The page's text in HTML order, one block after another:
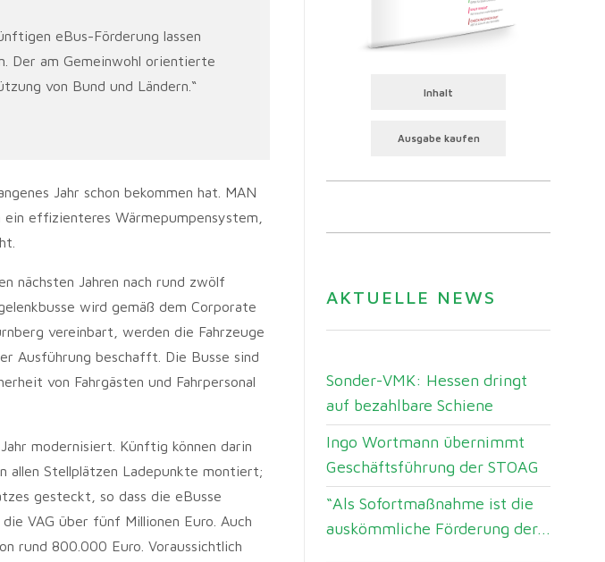
eBus-Förderung lassen
Der am Gemeinwohl orientierte
von Bund und Ländern.“
Jahr schon bekommen hat. MAN
effizienteres Wärmepumpensystem,
nächsten Jahren nach rund zwölf
wird gemäß dem Corporate
vereinbart, werden die Fahrzeuge
Ausführung beschafft. Die Busse sind
von Fahrgästen und Fahrpersonal
modernisiert. Künftig können darin
allen Stellplätzen Ladepunkte montiert;
gesteckt, so dass die eBusse
VAG über fünf Millionen Euro. Auch
rund 800.000 Euro. Voraussichtlich
Inhalt
Ausgabe kaufen
AKTUELLE NEWS
Sonder-VMK: Hessen dringt
auf bezahlbare Schiene
Ingo Wortmann übernimmt
Geschäftsführung der STOAG
“Als Sofortmaßnahme ist die
auskömmliche Förderung der...